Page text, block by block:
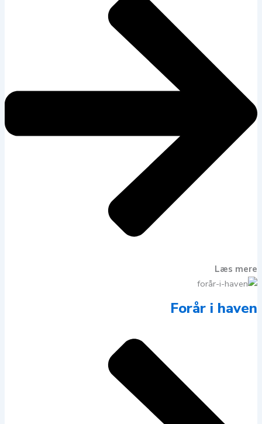
Læs mere
Forår i haven